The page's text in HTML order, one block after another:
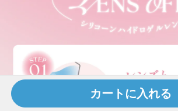
カートに入れる